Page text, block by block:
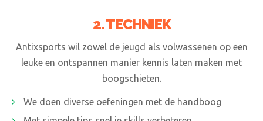
2. TECHNIEK
Antixsports wil zowel de jeugd als volwassenen op een
leuke en ontspannen manier kennis laten maken met
boogschieten.
We doen diverse oefeningen met de handboog